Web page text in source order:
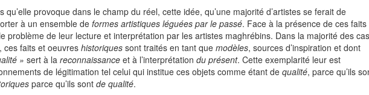
qu’elle provoque dans le champ du réel, cette idée, qu’une majorité d’artistes se ferait de
à un ensemble deformes artistiques léguées par le passé. Face à la présence de ces faits
problème de leur lecture et interprétation par les artistes maghrébins. Dans la majorité des cas
ces faits et oeuvres historiques sont traités en tant que modèles, sources d’inspiration et dont
» sert à la reconnaissance et à l’interprétation du présent. Cette exemplarité leur est
de légitimation tel celui qui institue ces objets comme étant de qualité, parce qu’ils
parce qu’ils sont de qualité.